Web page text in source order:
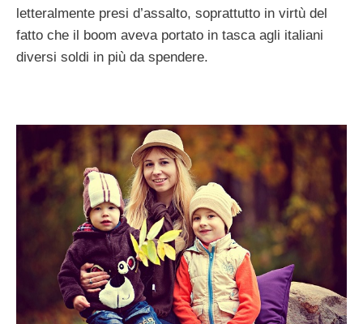
letteralmente presi d’assalto, soprattutto in virtù del
fatto che il boom aveva portato in tasca agli italiani
diversi soldi in più da spendere.